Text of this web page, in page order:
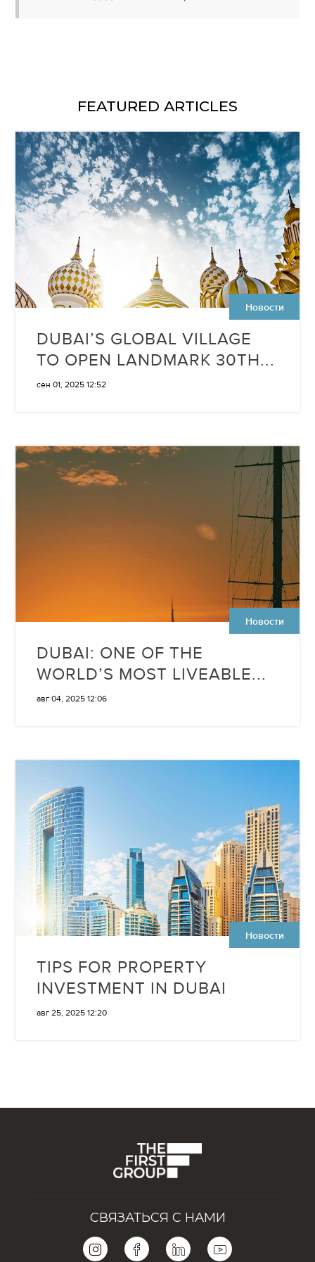
FEATURED ARTICLES
Новости
DUBAI’S GLOBAL VILLAGE
TO OPEN LANDMARK 30TH...
сен 01, 2025 12:52
Новости
DUBAI: ONE OF THE
WORLD’S MOST LIVEABLE...
авг 04, 2025 12:06
Новости
TIPS FOR PROPERTY
INVESTMENT IN DUBAI
авг 25, 2025 12:20
СВЯЗАТЬСЯ С НАМИ